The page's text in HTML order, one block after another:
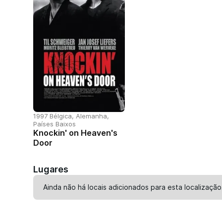
1997 Bélgica, Alemanha,
Países Baixos
Knockin' on Heaven's
Door
Lugares
Ainda não há locais adicionados para esta